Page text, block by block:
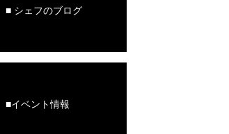
■ シェフのブログ
■イベント情報